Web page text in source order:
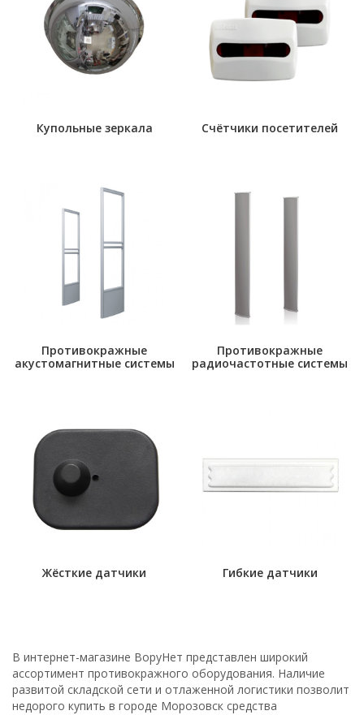
Купольные зеркала Счётчики посетителей
Противокражные
акустомагнитные системы
Противокражные
радиочастотные системы
Жёсткие датчики Гибкие датчики
В интернет-магазине ВоруНет представлен широкий
ассортимент противокражного оборудования. Наличие
развитой складской сети и отлаженной логистики позволит
недорого купить в городе Морозовск средства